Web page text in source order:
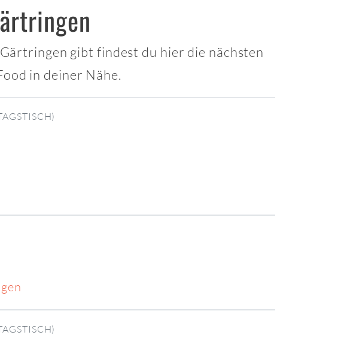
gibt findest du hier die nächsten
in deiner Nähe.